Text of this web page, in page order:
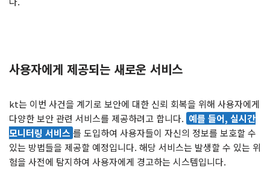
사용자에게 제공되는 새로운 서비스
kt는 이번 사건을 계기로 보안에 대한 신뢰 회복을 위해 사용자에게
다양한 보안 관련 서비스를 제공하려고 합니다. 예를 들어, 실시간
모니터링 서비스 를 도입하여 사용자들이 자신의 정보를 보호할 수
있는 방법들을 제공할 예정입니다. 해당 서비스는 발생할 수 있는 위
험을 사전에 탐지하여 사용자에게 경고하는 시스템입니다.